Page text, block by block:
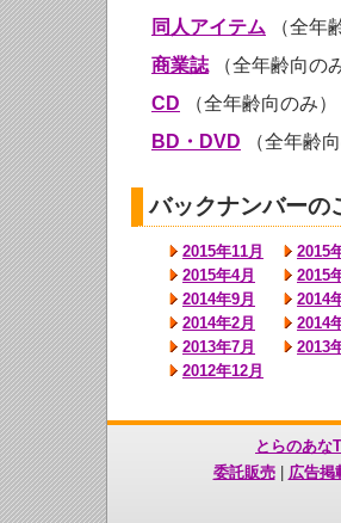
同人アイテム （全年
商業誌 （全年齢向の
CD （全年齢向のみ）
BD・DVD （全年齢向
バックナンバーの
2015年11月 2015
2015年4月
2015
2014年9月
2014
2014年2月
2014
2013年7月
2013
2012年12月
とらのあな
委託販売| 広告掲